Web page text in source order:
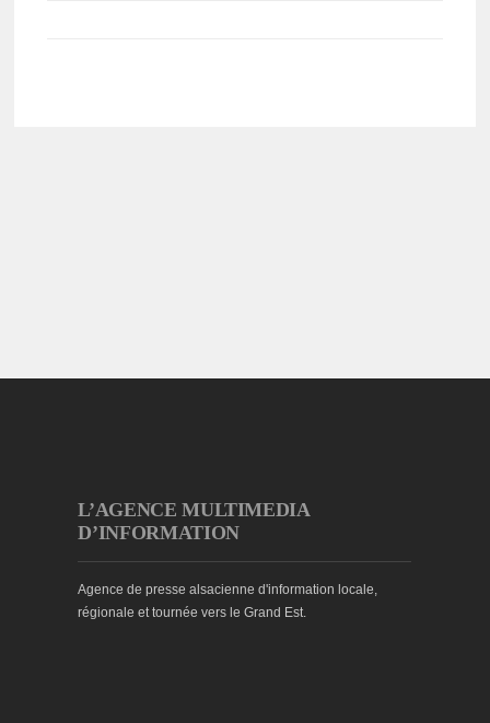
L’AGENCE MULTIMEDIA
D’INFORMATION
Agence de presse alsacienne d'information locale,
régionale et tournée vers le Grand Est.